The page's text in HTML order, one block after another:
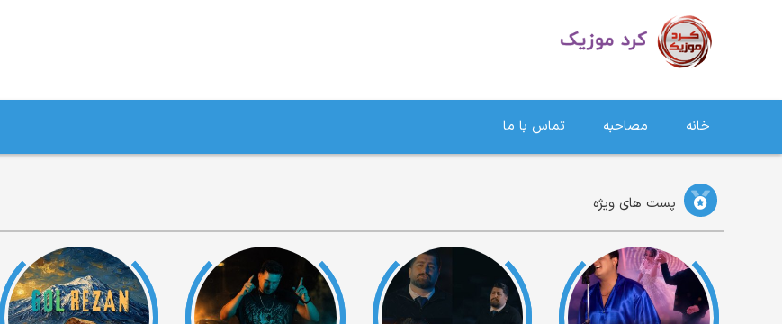
خانه مصاحبه تماس با ما
پست های ویژه